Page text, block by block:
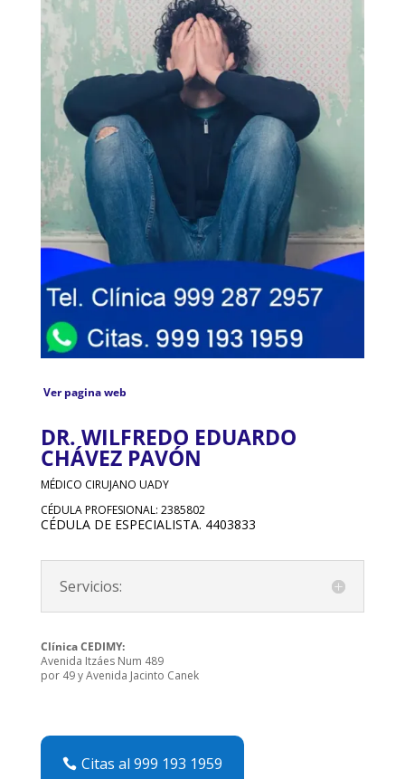
Ver pagina web
DR. WILFREDO EDUARDO
CHÁVEZ PAVÓN
MÉDICO CIRUJANO UADY
CÉDULA PROFESIONAL: 2385802
CÉDULA DE ESPECIALISTA. 4403833
Servicios:
Clínica CEDIMY:
Avenida Itzáes Num 489
por 49 y Avenida Jacinto Canek
Citas al 999 193 1959